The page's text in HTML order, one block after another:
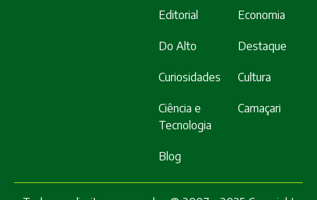
Editorial Economia
Do Alto Destaque
Curiosidades Cultura
Ciência e
Tecnologia
Camaçari
Blog